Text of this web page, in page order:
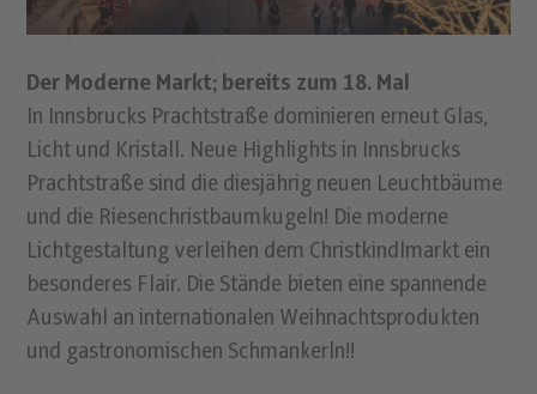
Der Moderne Markt; bereits zum 18. Mal
In Innsbrucks Prachtstraße dominieren erneut Glas,
Licht und Kristall. Neue Highlights in Innsbrucks
Prachtstraße sind die diesjährig neuen Leuchtbäume
und die Riesenchristbaumkugeln! Die moderne
Lichtgestaltung verleihen dem Christkindlmarkt ein
besonderes Flair. Die Stände bieten eine spannende
Auswahl an internationalen Weihnachtsprodukten
und gastronomischen Schmankerln!!